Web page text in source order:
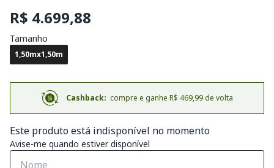
R$ 4.699,88
Tamanho
1,50mx1,50m
Cashback: compre e ganhe R$ 469,99 de volta
Este produto está indisponível no momento
Avise-me quando estiver disponível